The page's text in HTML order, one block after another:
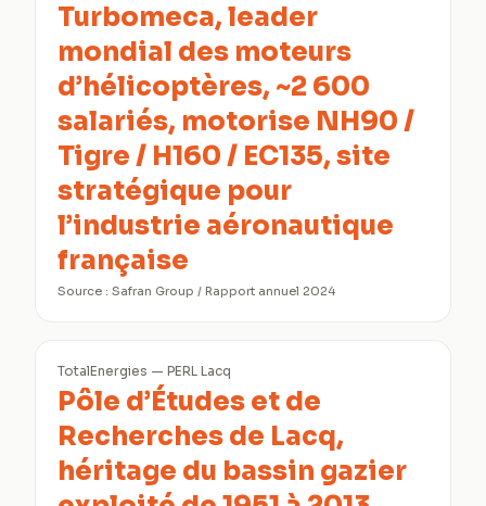
Turbomeca, leader
mondial des moteurs
d’hélicoptères, ~2 600
salariés, motorise NH90 /
Tigre / H160 / EC135, site
stratégique pour
l’industrie aéronautique
française
Source : Safran Group / Rapport annuel 2024
TotalEnergies — PERL Lacq
Pôle d’Études et de
Recherches de Lacq,
héritage du bassin gazier